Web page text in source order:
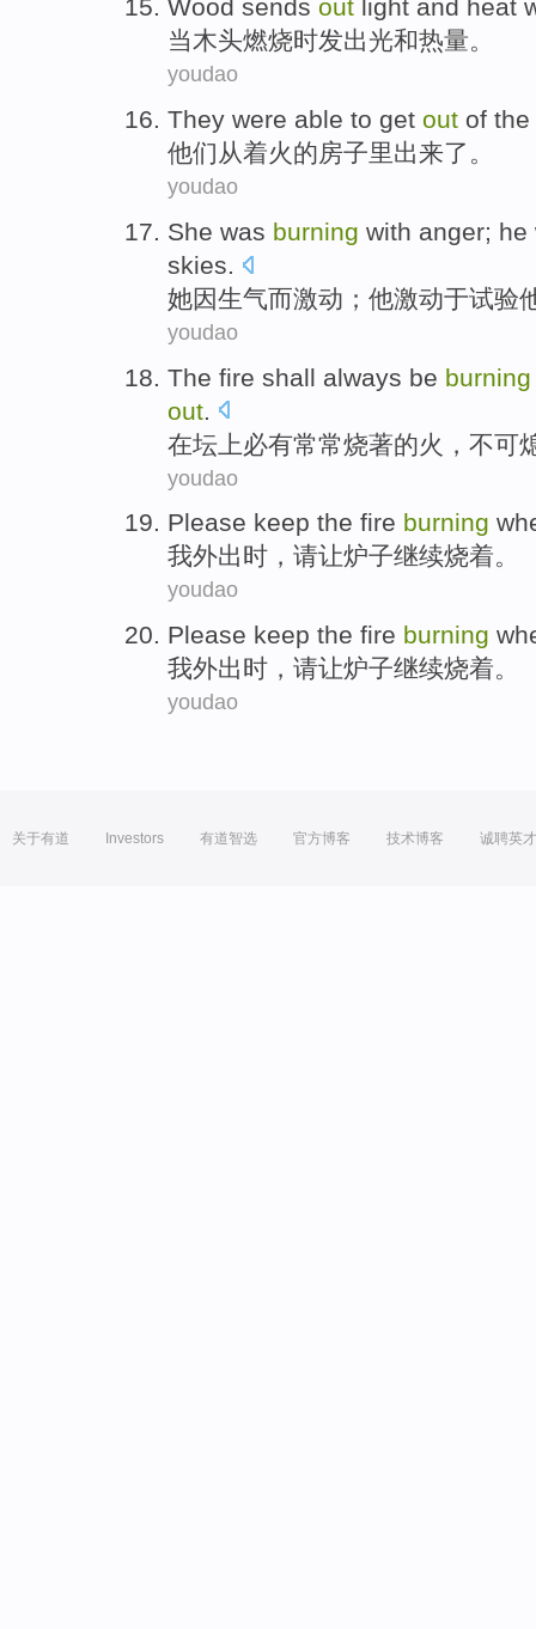
Wood sends out light and heat
当木头燃烧时发出光和热量。
youdao
They were able to get out of the
他们 从着火的房子里出来了。
youdao
She was burning with anger; he
skies.
她因生气而激动； 他激动于试验
youdao
The fire shall always be burning
out
在坛 上必有常常烧著的火 ， 不可
youdao
Please keep the fire burning
我外出时， 请让炉子继续烧着。
youdao
Please keep the fire burning
我外出时， 请让炉子继续烧着。
youdao
关于有道 Investors 有道智选 官方博客 技术博客 诚聘英才